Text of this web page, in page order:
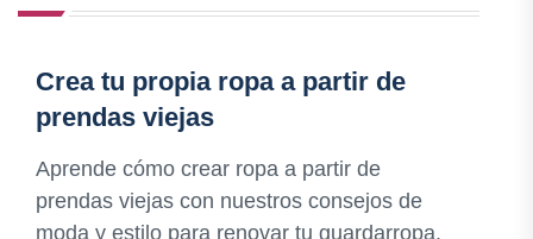
Crea tu propia ropa a partir de
prendas viejas
Aprende cómo crear ropa a partir de
prendas viejas con nuestros consejos de
moda y estilo para renovar tu guardarropa.